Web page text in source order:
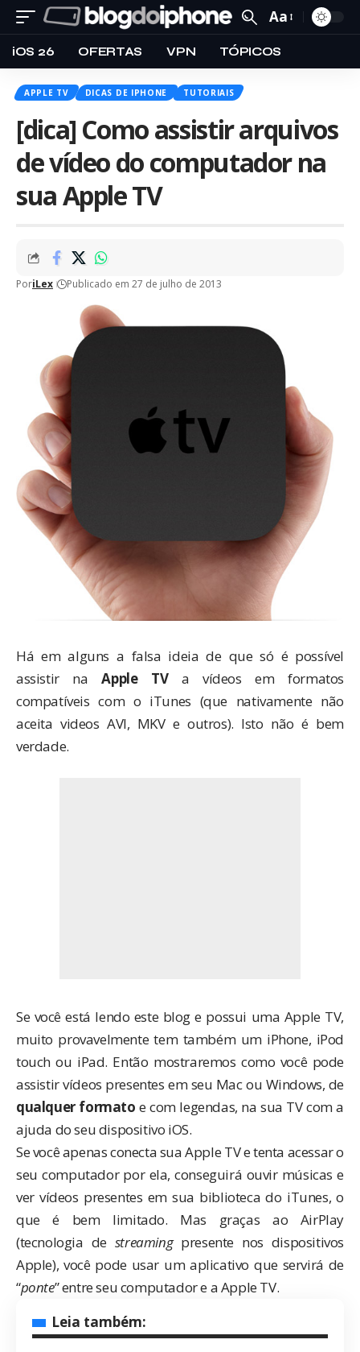
Aa
iOS 26 OFERTAS VPN TÓPICOS
APPLE TV DICAS DE IPHONE TUTORIAIS
[dica] Como assistir arquivos
de vídeo do computador na
sua Apple TV
PoriLex Publicado em 27 de julho de 2013
Há em alguns a falsa ideia de que só é possível
assistir naApple TVa vídeos em formatos
compatíveis com o iTunes (que nativamente não
aceita videos AVI, MKV e outros). Isto não é bem
verdade.
Se você está lendo este blog e possui uma Apple TV,
muito provavelmente tem também um iPhone, iPod
touch ou iPad. Então mostraremos como você pode
assistir vídeos presentes em seu Mac ou Windows, de
qualquer formato e com legendas, na sua TV com a
ajuda do seu dispositivo iOS.
Se você apenas conecta sua Apple TV e tenta acessar o
seu computador por ela, conseguirá ouvir músicas e
ver vídeos presentes em sua biblioteca do iTunes, o
que é bem limitado. Mas graças ao AirPlay
(tecnologia de streamingpresente nos dispositivos
Apple), você pode usar um aplicativo que servirá de
“ponte” entre seu computador e a Apple TV.
Leia também: